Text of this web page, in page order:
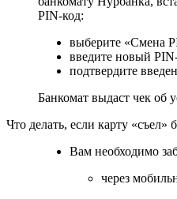
PIN-код:
выберите «Смена
введите новый
подтвердите
Банкомат выдаст чек об
Что делать, если карту «съел»
Вам необходимо
через